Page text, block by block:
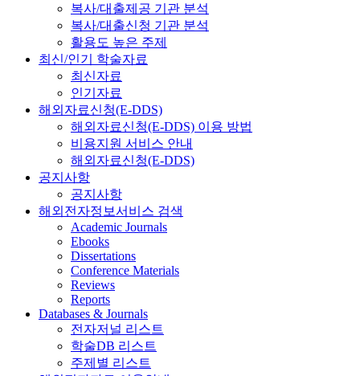
복사/대출제공 기관 분석
복사/대출신청 기관 분석
활용도 높은 주제
최신/인기 학술자료
최신자료
인기자료
해외자료신청(E-DDS)
해외자료신청(E-DDS) 이용 방법
비용지원 서비스 안내
해외자료신청(E-DDS)
공지사항
공지사항
해외전자정보서비스 검색
Academic Journals
Ebooks
Dissertations
Conference Materials
Reviews
Reports
Databases & Journals
전자저널 리스트
학술DB 리스트
주제별 리스트